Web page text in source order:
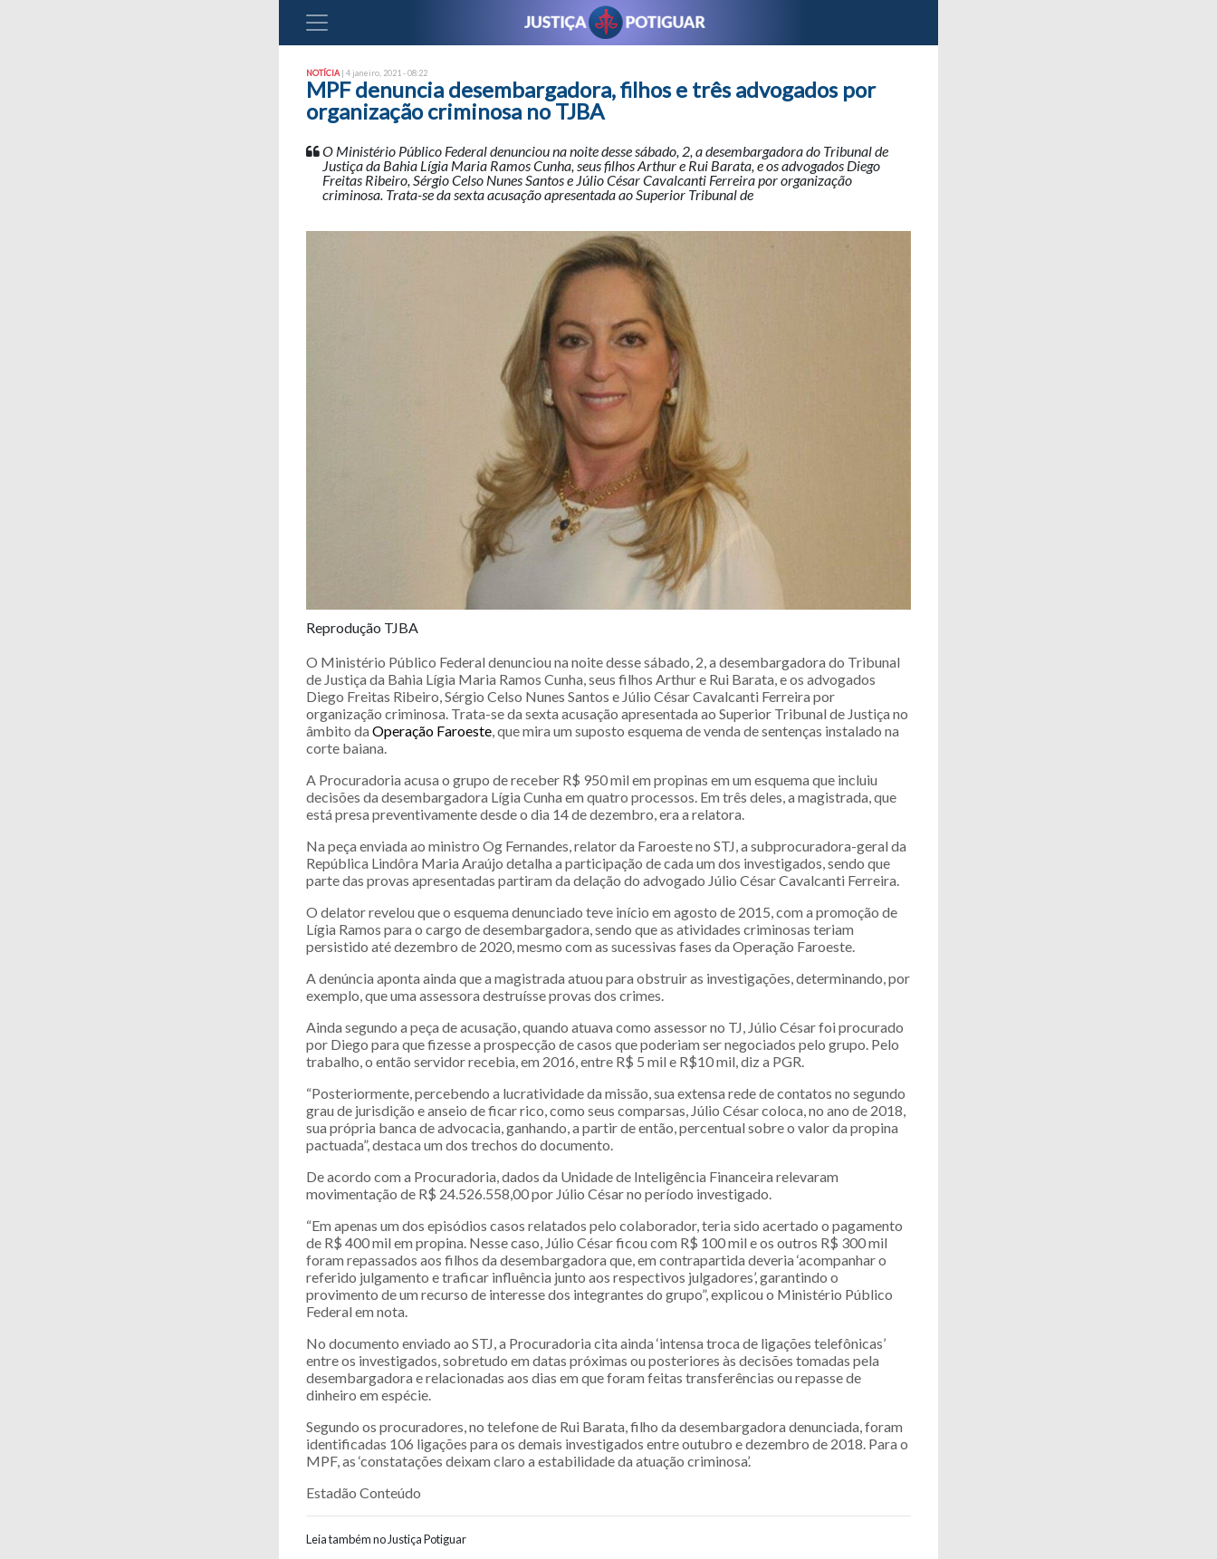
NOTÍCIA | 4 janeiro, 2021 - 08:22
MPF denuncia desembargadora, filhos e três advogados por
organização criminosa no TJBA
O Ministério Público Federal denunciou na noite desse sábado, 2, a desembargadora do Tribunal de
Justiça da Bahia Lígia Maria Ramos Cunha, seus filhos Arthur e Rui Barata, e os advogados Diego
Freitas Ribeiro, Sérgio Celso Nunes Santos e Júlio César Cavalcanti Ferreira por organização
criminosa. Trata-se da sexta acusação apresentada ao Superior Tribunal de
Reprodução TJBA
O Ministério Público Federal denunciou na noite desse sábado, 2, a desembargadora do Tribunal
de Justiça da Bahia Lígia Maria Ramos Cunha, seus filhos Arthur e Rui Barata, e os advogados
Diego Freitas Ribeiro, Sérgio Celso Nunes Santos e Júlio César Cavalcanti Ferreira por
organização criminosa. Trata-se da sexta acusação apresentada ao Superior Tribunal de Justiça no
âmbito da Operação Faroeste , que mira um suposto esquema de venda de sentenças instalado na
corte baiana.
A Procuradoria acusa o grupo de receber R$ 950 mil em propinas em um esquema que incluiu
decisões da desembargadora Lígia Cunha em quatro processos. Em três deles, a magistrada, que
está presa preventivamente desde o dia 14 de dezembro, era a relatora.
Na peça enviada ao ministro Og Fernandes, relator da Faroeste no STJ, a subprocuradora-geral da
República Lindôra Maria Araújo detalha a participação de cada um dos investigados, sendo que
parte das provas apresentadas partiram da delação do advogado Júlio César Cavalcanti Ferreira.
O delator revelou que o esquema denunciado teve início em agosto de 2015, com a promoção de
Lígia Ramos para o cargo de desembargadora, sendo que as atividades criminosas teriam
persistido até dezembro de 2020, mesmo com as sucessivas fases da Operação Faroeste.
A denúncia aponta ainda que a magistrada atuou para obstruir as investigações, determinando, por
exemplo, que uma assessora destruísse provas dos crimes.
Ainda segundo a peça de acusação, quando atuava como assessor no TJ, Júlio César foi procurado
por Diego para que fizesse a prospecção de casos que poderiam ser negociados pelo grupo. Pelo
trabalho, o então servidor recebia, em 2016, entre R$ 5 mil e R$10 mil, diz a PGR.
“Posteriormente, percebendo a lucratividade da missão, sua extensa rede de contatos no segundo
grau de jurisdição e anseio de ficar rico, como seus comparsas, Júlio César coloca, no ano de 2018,
sua própria banca de advocacia, ganhando, a partir de então, percentual sobre o valor da propina
pactuada”, destaca um dos trechos do documento.
De acordo com a Procuradoria, dados da Unidade de Inteligência Financeira relevaram
movimentação de R$ 24.526.558,00 por Júlio César no período investigado.
“Em apenas um dos episódios casos relatados pelo colaborador, teria sido acertado o pagamento
de R$ 400 mil em propina. Nesse caso, Júlio César ficou com R$ 100 mil e os outros R$ 300 mil
foram repassados aos filhos da desembargadora que, em contrapartida deveria ‘acompanhar o
referido julgamento e traficar influência junto aos respectivos julgadores’, garantindo o
provimento de um recurso de interesse dos integrantes do grupo”, explicou o Ministério Público
Federal em nota.
No documento enviado ao STJ, a Procuradoria cita ainda ‘intensa troca de ligações telefônicas’
entre os investigados, sobretudo em datas próximas ou posteriores às decisões tomadas pela
desembargadora e relacionadas aos dias em que foram feitas transferências ou repasse de
dinheiro em espécie.
Segundo os procuradores, no telefone de Rui Barata, filho da desembargadora denunciada, foram
identificadas 106 ligações para os demais investigados entre outubro e dezembro de 2018. Para o
MPF, as ‘constatações deixam claro a estabilidade da atuação criminosa’.
Estadão Conteúdo
Leia também no Justiça Potiguar